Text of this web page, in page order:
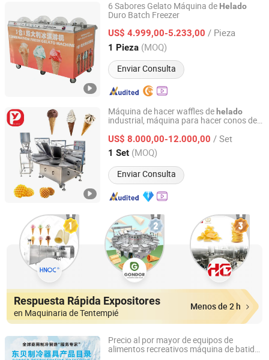
6 Sabores Gelato Máquina de Helado
Duro Batch Freezer
US$ 4.999,00-5.233,00 / Pieza
1 Pieza (MOQ)
Enviar Consulta
WELLCOOLING INTELLIGENT TECHNOLOGY (JM) CO.,
LTD.
Guangdong, China Desde 2016
Máquina de hacer waffles de helado
industrial, máquina para hacer conos de
azúcar paraheladoa precio de fábrica
US$ 8.000,00-12.000,00 / Set
1 Set (MOQ)
Enviar Consulta
Py Industry Group Co., Ltd
Shanghai, China Desde 2026
Respuesta Rápida Expositores
en Maquinaria de Tentempié
Menos de 2 h
Precio al por mayor de equipos de
alimentos recreativos máquina de batidos
Jiangsu Xinyuehai Commercial Kitchenware Co., Ltd